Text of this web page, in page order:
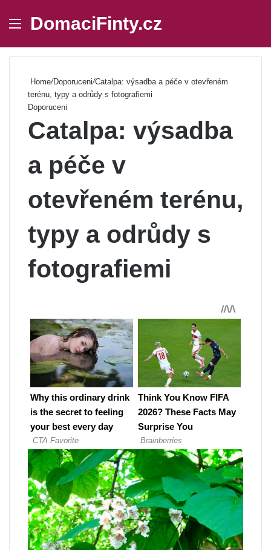
Menu
DomaciFinty.cz
Home/Doporuceni/Catalpa: výsadba a péče v otevřeném
terénu, typy a odrůdy s fotografiemi
Doporuceni
Catalpa: výsadba
a péče v
otevřeném terénu,
typy a odrůdy s
fotografiemi